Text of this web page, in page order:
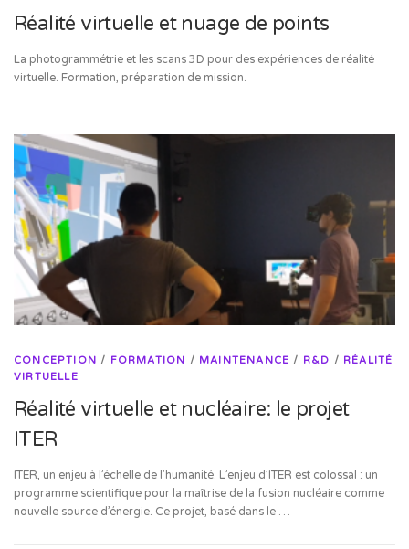
Réalité virtuelle et nuage de points
La photogrammétrie et les scans 3D pour des expériences de réalité
virtuelle. Formation, préparation de mission.
CONCEPTION / FORMATION / MAINTENANCE / R&D / RÉALITÉ
VIRTUELLE
Réalité virtuelle et nucléaire: le projet
ITER
ITER, un enjeu à l’échelle de l’humanité. L’enjeu d’ITER est colossal : un
programme scientifique pour la maîtrise de la fusion nucléaire comme
nouvelle source d’énergie. Ce projet, basé dans le …